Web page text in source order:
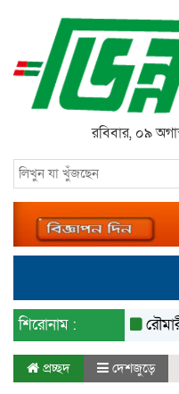
রবিবার, ০৯
শিরোনাম : রৌমারীতে
প্রচ্ছদ দেশজুড়ে